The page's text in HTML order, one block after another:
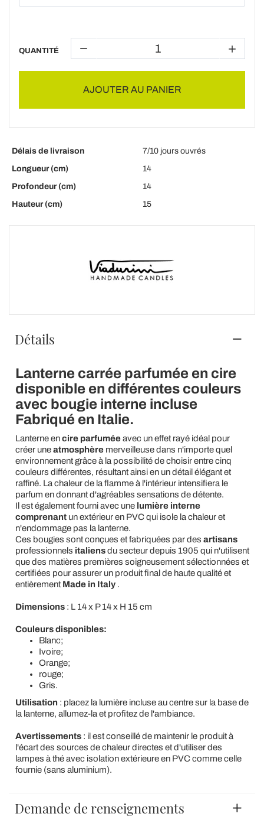
QUANTITÉ
AJOUTER AU PANIER
Délais de livraison
7/10 jours ouvrés
Longueur (cm)
14
Profondeur (cm)
14
Hauteur (cm)
15
Détails
Lanterne carrée parfumée en cire
disponible en différentes couleurs
avec bougie interne incluse
Fabriqué en Italie.
Lanterne encire parfuméeavec un effet rayé idéal pour
créer uneatmosphèremerveilleuse dans n'importe quel
environnement grâce à la possibilité de choisir entre cinq
couleurs différentes, résultant ainsi en un détail élégant et
raffiné. La chaleur de la flamme à l'intérieur intensifiera le
parfum en donnant d'agréables sensations de détente.
Il est également fourni avec une lumière interne
comprenantun extérieur en PVC qui isole la chaleur et
n'endommage pas la lanterne.
Ces bougies sont conçues et fabriquées par des artisans
professionnels italiensdu secteur depuis 1905 qui n'utilisent
que des matières premières soigneusement sélectionnées et
certifiées pour assurer un produit final de haute qualité et
entièrement Made in Italy.
Dimensions: L 14 x P 14 x H 15 cm
Couleurs disponibles:
Blanc;
Ivoire;
Orange;
rouge;
Gris.
Utilisation : placez la lumière incluse au centre sur la base de
la lanterne, allumez-la et profitez de l'ambiance.
Avertissements: il est conseillé de maintenir le produit à
l'écart des sources de chaleur directes et d'utiliser des
lampes à thé avec isolation extérieure en PVC comme celle
fournie (sans aluminium).
Demande de renseignements